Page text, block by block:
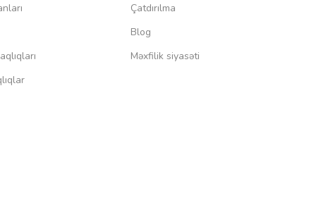
Çatdırılma
Blog
Məxfilik siyasəti